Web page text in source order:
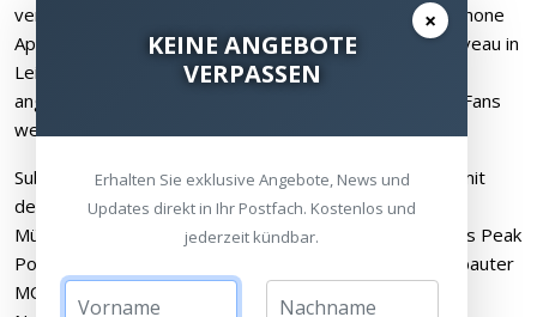
verbesserten Treiber und der Bedienung über Smartphone
App, zeigt sich: noch nie zuvor wurde ein derartiges Niveau in
Leistung und Kultiviertheit in diesem Preissegment
angeboten. Sowohl Audiophile als auch Home Theater Fans
werden begeistert sein.
Subwoofer Performance der Referenzklasse gewinnt mit
dem SB-2000 Pro noch mehr an Tiefe.
Mühelose Power aus dem 550 Watts RMS, 1.500 Watts Peak
Power Sledge STA-550D Verstärker mit diskret aufgebauter
MOSFET Endstufe
×
KEINE ANGEBOTE
VERPASSEN
Erhalten Sie exklusive Angebote, News und
Updates direkt in Ihr Postfach. Kostenlos und
jederzeit kündbar.